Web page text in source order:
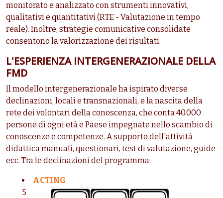
monitorato e analizzato con strumenti innovativi,
qualitativi e quantitativi (RTE - Valutazione in tempo
reale). Inoltre, strategie comunicative consolidate
consentono la valorizzazione dei risultati.
L'ESPERIENZA INTERGENERAZIONALE DELLA
FMD
Il modello intergenerazionale ha ispirato diverse
declinazioni, locali e transnazionali, e la nascita della
rete dei volontari della conoscenza, che conta 40.000
persone di ogni età e Paese impegnate nello scambio di
conoscenze e competenze. A supporto dell'attività
didattica manuali, questionari, test di valutazione, guide
ecc. Tra le declinazioni del programma:
ACTING
5